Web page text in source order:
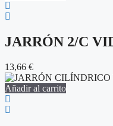
JARRÓN 2/C
13,66 €
Añadir al carrito